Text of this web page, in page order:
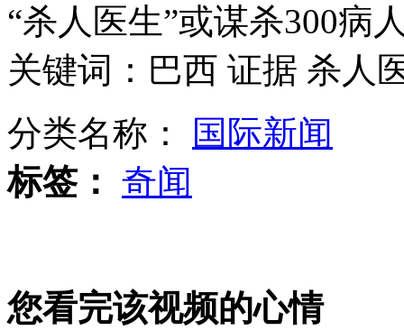
浙大发生劫持案 杭州特警出动
沪一女子指认外籍男子涉嫌猥亵
猫咪无师自通学会遛狗
“杀人医生”或谋杀300病
关键词：巴西 证据 杀人
分类名称：
国际新闻
标签： 奇闻
您看完该视频的心情